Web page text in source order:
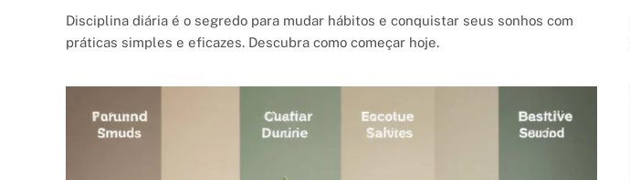
Disciplina diária é o segredo para mudar hábitos e conquistar seus sonhos com
práticas simples e eficazes. Descubra como começar hoje.